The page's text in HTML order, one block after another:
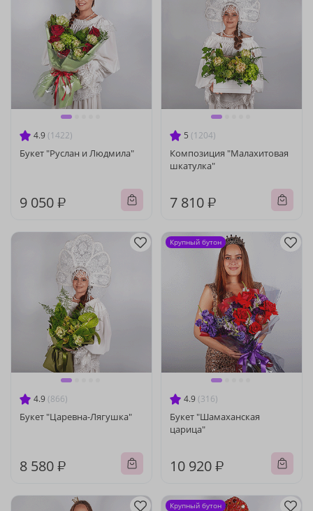
4.9 (1422)
Букет "Руслан и Людмила"
9 050 ₽
5 (1204)
Композиция "Малахитовая
шкатулка"
7 810 ₽
4.9 (866)
Букет "Царевна-Лягушка"
8 580 ₽
4.9 (316)
Букет "Шамаханская
царица"
10 920 ₽
Крупный бутон
Крупный бутон